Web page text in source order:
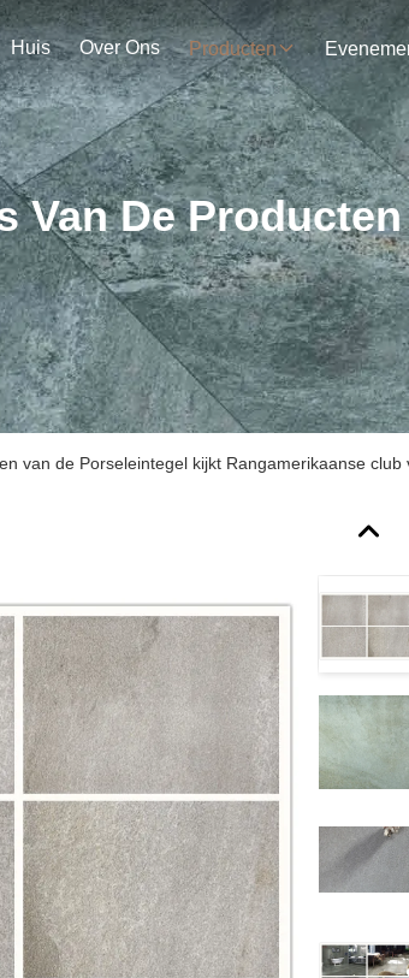
Huis Over Ons Producten
Van De Producten
van de Porseleintegel kijkt Rangamerikaanse